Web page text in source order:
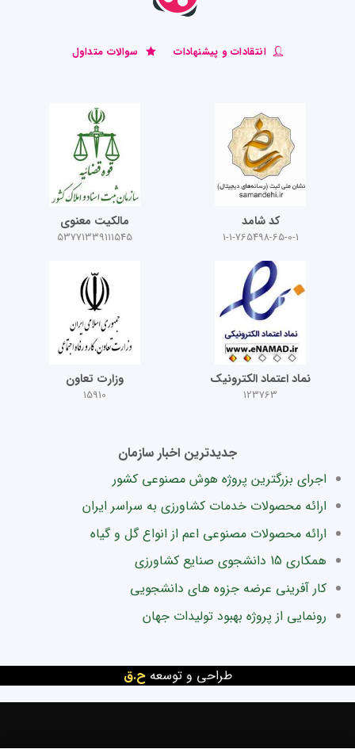
انتقادات و پیشنهادات سوالات متداول
کد شامد
1-1-765498-65-0-1
مالکیت معنوی
53771339111545
نماد اعتماد الکترونیک
123763
وزارت تعاون
15910
جدیدترین اخبار سازمان
اجرای بزرگترین پروژه هوش مصنوعی کشور
ارائه محصولات خدمات کشاورزی به سراسر ایران
ارائه محصولات مصنوعی اعم از انواع گل و گیاه
همکاری 15 دانشجوی صنایع کشاورزی
کار آفرینی عرضه جزوه های دانشجویی
رونمایی از پروژه بهبود تولیدات جهان
طراحی و توسعه ح.ق